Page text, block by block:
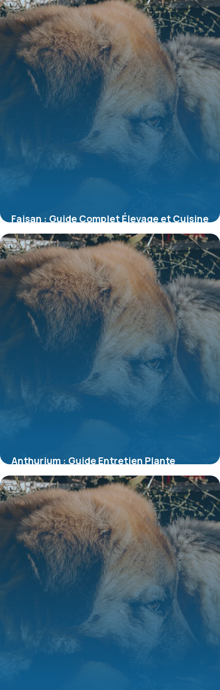
10 juillet 2026
Faisan : Guide Complet Élevage et Cuisine
2026
9 juillet 2026
Anthurium : Guide Entretien Plante
d’Intérieur
8 juillet 2026